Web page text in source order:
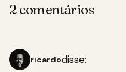
2 comentários
ricardodisse: